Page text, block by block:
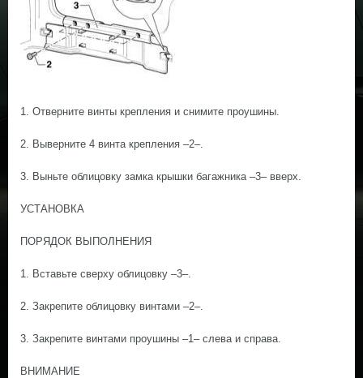
1. Отверните винты крепления и снимите проушины.
2. Выверните 4 винта крепления –2–.
3. Выньте облицовку замка крышки багажника –3– вверх.
УСТАНОВКА
ПОРЯДОК ВЫПОЛНЕНИЯ
1. Вставьте сверху облицовку –3–.
2. Закрепите облицовку винтами –2–.
3. Закрепите винтами проушины –1– слева и справа.
ВНИМАНИЕ